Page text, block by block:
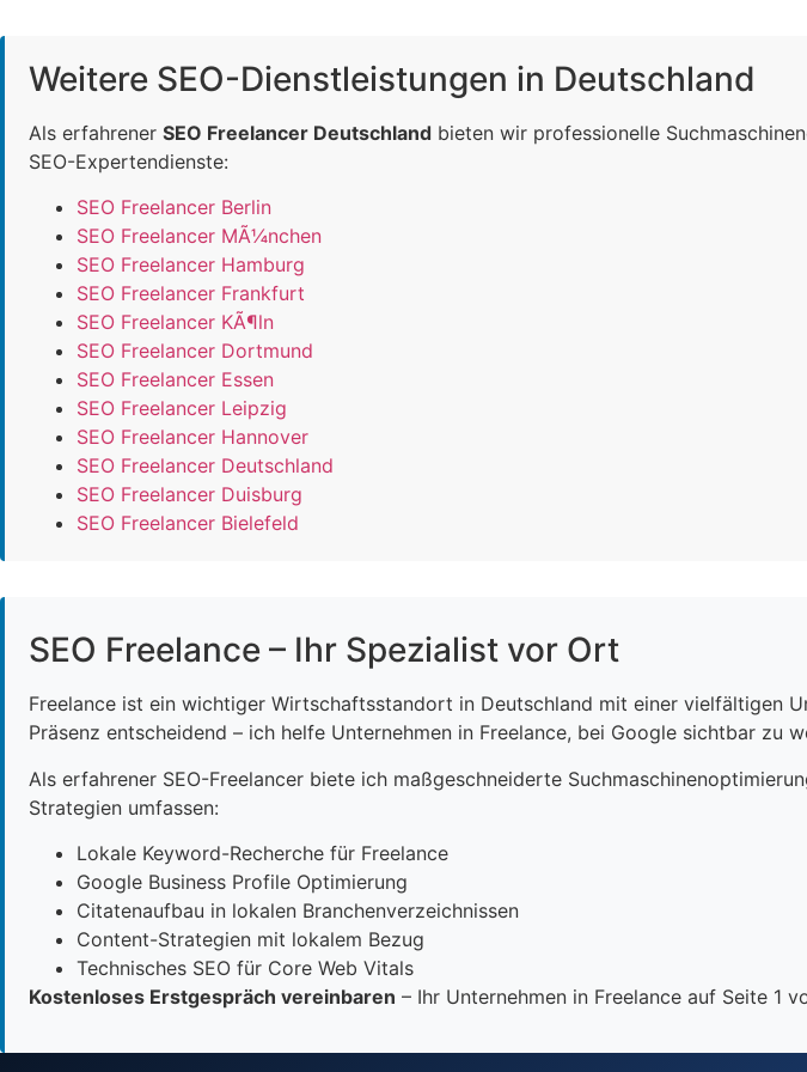
Weitere SEO-Dienstleistungen in Deutschland
Als erfahrener SEO Freelancer Deutschland bieten wir professionelle
SEO-Expertendienste:
SEO Freelancer Berlin
SEO Freelancer MÃ¼nchen
SEO Freelancer Hamburg
SEO Freelancer Frankfurt
SEO Freelancer KÃ¶ln
SEO Freelancer Dortmund
SEO Freelancer Essen
SEO Freelancer Leipzig
SEO Freelancer Hannover
SEO Freelancer Deutschland
SEO Freelancer Duisburg
SEO Freelancer Bielefeld
SEO Freelance – Ihr Spezialist vor Ort
Freelance ist ein wichtiger Wirtschaftsstandort in Deutschland mit einer vielfältigen
Präsenz entscheidend – ich helfe Unternehmen in Freelance, bei Google sichtbar zu
Als erfahrener SEO-Freelancer biete ich maßgeschneiderte
Strategien umfassen:
Lokale Keyword-Recherche für Freelance
Google Business Profile Optimierung
Citatenaufbau in lokalen Branchenverzeichnissen
Content-Strategien mit lokalem Bezug
Technisches SEO für Core Web Vitals
Kostenloses Erstgespräch vereinbaren – Ihr Unternehmen in Freelance auf Seite 1